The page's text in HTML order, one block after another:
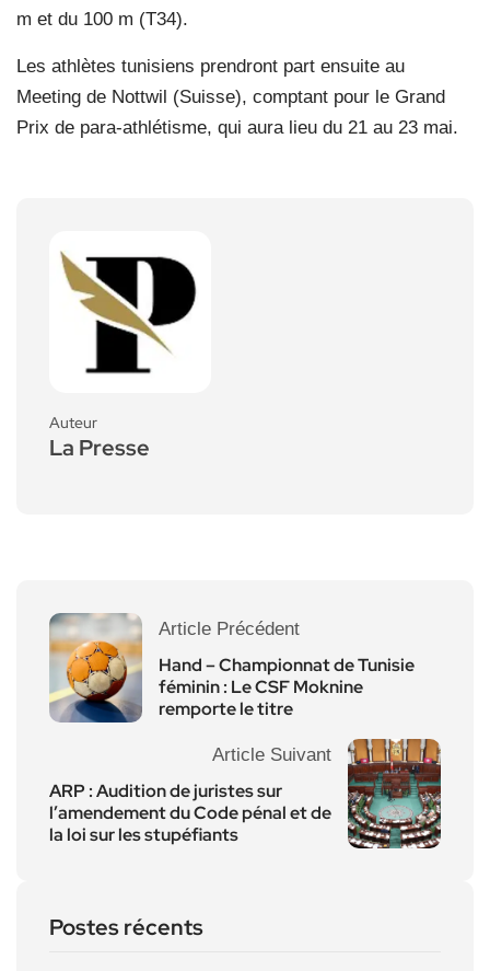
m et du 100 m (T34).
Les athlètes tunisiens prendront part ensuite au
Meeting de Nottwil (Suisse), comptant pour le Grand
Prix de para-athlétisme, qui aura lieu du 21 au 23 mai.
Auteur
La Presse
Article Précédent
Hand – Championnat de Tunisie
féminin : Le CSF Moknine
remporte le titre
Article Suivant
ARP : Audition de juristes sur
l’amendement du Code pénal et de
la loi sur les stupéfiants
Postes récents